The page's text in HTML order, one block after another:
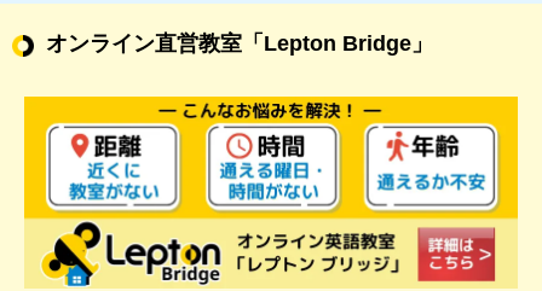
オンライン直営教室 「Lepton Bridge」